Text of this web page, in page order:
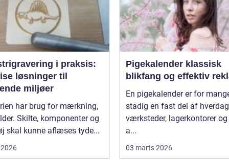
i praksis:
løsninger til
miljøer
har brug for mærkning,
Skilte, komponenter og
skal kunne aflæses tyde...
Pigekalender klassisk
blikfang og effektiv
En pigekalender er for
stadig en fast del af
værksteder, lagerkontorer
a...
03 marts 2026